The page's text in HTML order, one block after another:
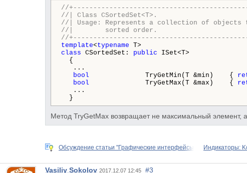
//
//| Class CSortedSet<T>.
//| Usage: Represents a collection of objects
//|        sorted order.
//
template<typename
class CSortedSet: public ISet<T>
{
...
bool TryGetMin(T &min)    {
bool TryGetMax(T &max)    {
...
}
Метод TryGetMax возвращает не максимальный элемент,
Обсуждение статьи "Графические интерфейсы Индикаторы:
Vasiliy Sokolov 2017.12.07 12:45 #3